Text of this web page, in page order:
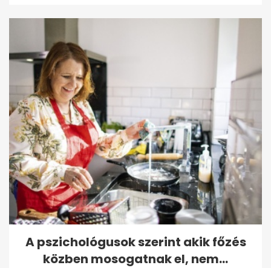
A pszichológusok szerint akik főzés
közben mosogatnak el, nem...